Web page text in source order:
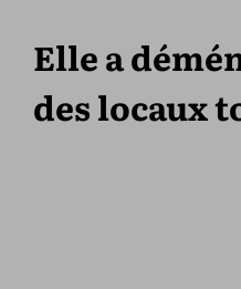
Elle a
des locaux